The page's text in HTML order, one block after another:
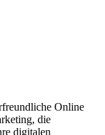
Quellen für eine
mit
Kund:innen
Zeitpunkt.
Online
die
digitalen